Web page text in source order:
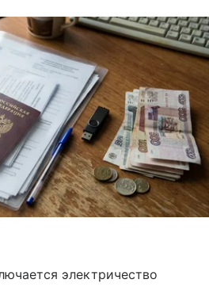
электричество